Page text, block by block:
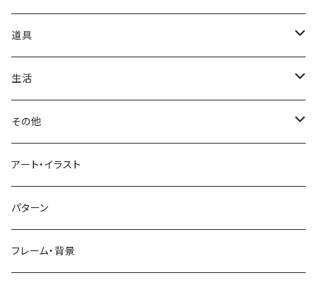
結婚式
父の日
節分
北欧
天使
シニア
おばけ
スケルトン
ジャックオランタン
鬼
山
木
川
月
太陽
雪
野バラ
牡丹
ひまわり
ハイビスカス
やしの木
あさがお
チンパンジー
トリ
ツル
カモメ
サカナ
イワシ
トラ
ウサギ
クマ
アイス
キャンディー
ジンジャーマンクッキー
スイカ
イチゴ
リンゴ
和食
お雑煮
鏡餅
野菜
ナス
トマト
飲み物
ビール
ソーダ
洋食
カレー
バーベキュー
車
道具
ファッション
サングラス
ビーチサンダル
文房具
はさみ
おりがみ
コスメ
遊具
ぬいぐるみ
キッチン用品
生活
花粉症
風邪
ビジネス
病院
その他
ハート
デジタル
街並み
アート・イラスト
パターン
フレーム・背景